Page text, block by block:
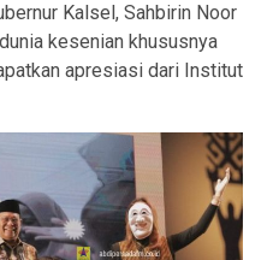
Kalsel, Sahbirin Noor
kesenian khususnya
apresiasi dari Institut